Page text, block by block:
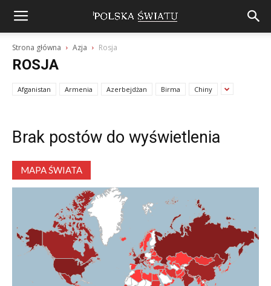
Strona główna Azja Rosja
ROSJA
Afganistan Armenia Azerbejdżan Birma Chiny
Brak postów do wyświetlenia
MAPA ŚWIATA